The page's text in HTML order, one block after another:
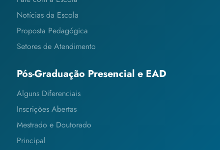
Notícias da Escola
Proposta Pedagógica
Setores de Atendimento
Pós-Graduação Presencial e EAD
Alguns Diferenciais
Inscrições Abertas
Mestrado e Doutorado
Principal